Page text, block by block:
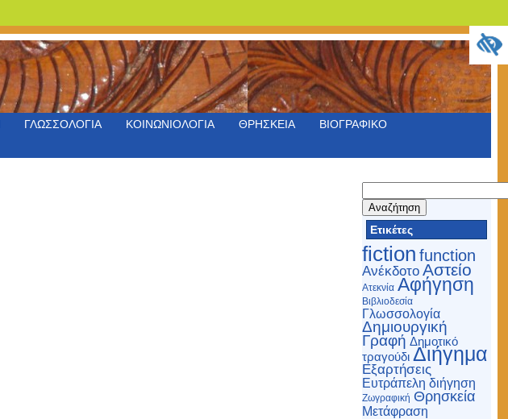
ΓΛΩΣΣΟΛΟΓΙΑ ΚΟΙΝΩΝΙΟΛΟΓΙΑ ΘΡΗΣΚΕΙΑ
ΒΙΟΓΡΑΦΙΚΟ
για:
Ετικέτες
fiction function
Ανέκδοτο Αστείο
Ατεκνία Αφήγηση
Βιβλιοδεσία
Γλωσσολογία
Δημιουργική
Γραφή Δημοτικό
τραγούδι Διήγημα
Εξαρτήσεις
Ευτράπελη διήγηση
Ζωγραφική Θρησκεία
Μετάφραση